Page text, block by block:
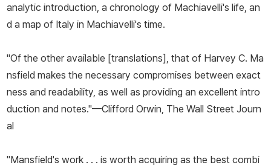
analytic introduction, a chronology of Machiavelli's life, an
d a map of Italy in Machiavelli's time.
"Of the other available [translations], that of Harvey C. Ma
nsfield makes the necessary compromises between exact
ness and readability, as well as providing an excellent intro
duction and notes."—Clifford Orwin, The Wall Street Journ
al
"Mansfield's work . . . is worth acquiring as the best combi